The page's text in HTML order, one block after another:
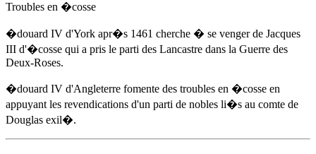
Troubles en �cosse
�douard IV d'York apr�s 1461 cherche � se venger de Jacques
III d'�cosse qui a pris le parti des Lancastre dans la Guerre des
Deux-Roses.
�douard IV d'Angleterre fomente des troubles en �cosse en
appuyant les revendications d'un parti de nobles li�s au comte de
Douglas exil�.